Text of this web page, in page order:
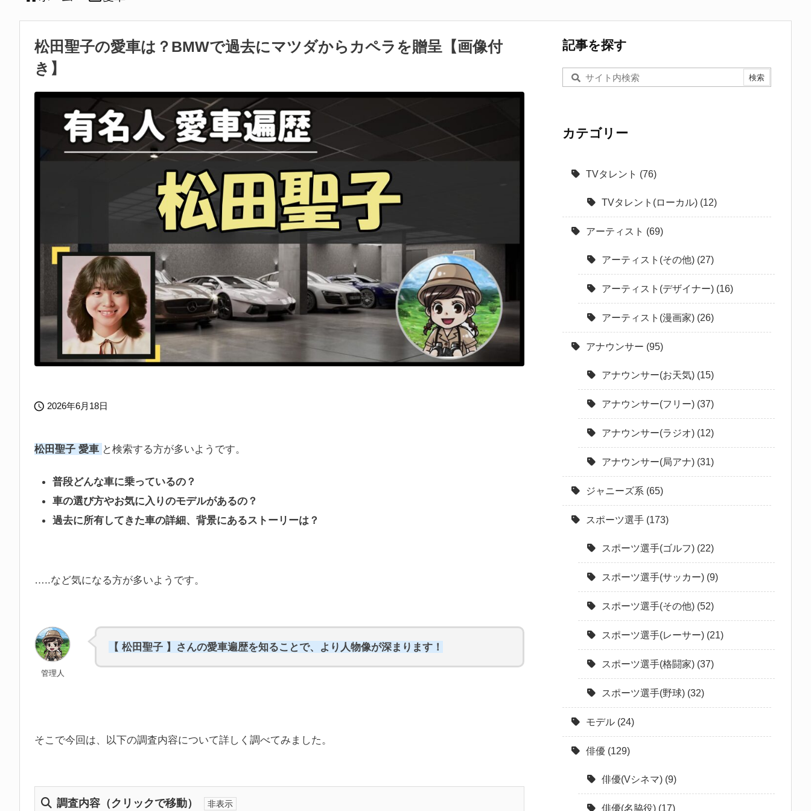
松田聖子の愛車は？BMWで過去にマツダからカペラを贈呈【画像付
き】
 2026年6月18日
松田聖子 愛車 と検索する方が多いようです。
普段どんな車に乗っているの？
車の選び方やお気に入りのモデルがあるの？
過去に所有してきた車の詳細、背景にあるストーリーは？
…..など気になる方が多いようです。
管理人
【 松田聖子 】さんの愛車遍歴を知ることで、より人物像が深まります！
そこで今回は、以下の調査内容について詳しく調べてみました。
調査内容（クリックで移動）
記事を探す
カテゴリー
TVタレント (76)
TVタレント(ローカル) (12)
アーティスト (69)
アーティスト(その他) (27)
アーティスト(デザイナー) (16)
アーティスト(漫画家) (26)
アナウンサー (95)
アナウンサー(お天気) (15)
アナウンサー(フリー) (37)
アナウンサー(ラジオ) (12)
アナウンサー(局アナ) (31)
ジャニーズ系 (65)
スポーツ選手 (173)
スポーツ選手(ゴルフ) (22)
スポーツ選手(サッカー) (9)
スポーツ選手(その他) (52)
スポーツ選手(レーサー) (21)
スポーツ選手(格闘家) (37)
スポーツ選手(野球) (32)
モデル (24)
俳優 (129)
俳優(Vシネマ) (9)
俳優(名脇役) (17)